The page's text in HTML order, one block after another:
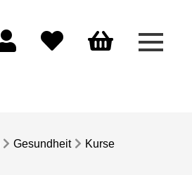
Menü
Gesundheit Kurse